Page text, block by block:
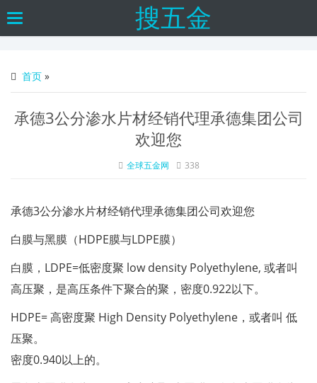
Toggle
搜五金
首页 »
承德3公分渗水片材经销代理承德集团公司
欢迎您
全球五金网 338
承德3公分渗水片材经销代理承德集团公司欢迎您
白膜与黑膜（HDPE膜与LDPE膜）
白膜，LDPE=低密度聚 low density Polyethylene, 或者叫
高压聚，是高压条件下聚合的聚，密度0.922以下。
HDPE= 高密度聚 High Density Polyethylene，或者叫 低
压聚。
密度0.940以上的。